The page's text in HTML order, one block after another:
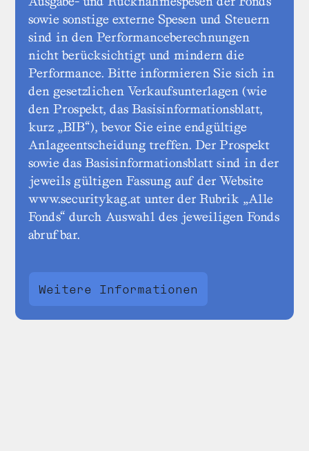
sowie sonstige externe Spesen und Steuern
sind in den Performanceberechnungen
nicht berücksichtigt und mindern die
Performance. Bitte informieren Sie sich in
den gesetzlichen Verkaufsunterlagen (wie
den Prospekt, das Basisinformationsblatt,
kurz „BIB“), bevor Sie eine endgültige
Anlageentscheidung treffen. Der Prospekt
sowie das Basisinformationsblatt sind in der
jeweils gültigen Fassung auf der Website
www.securitykag.at unter der Rubrik „Alle
Fonds“ durch Auswahl des jeweiligen Fonds
abrufbar.
Weitere Informationen